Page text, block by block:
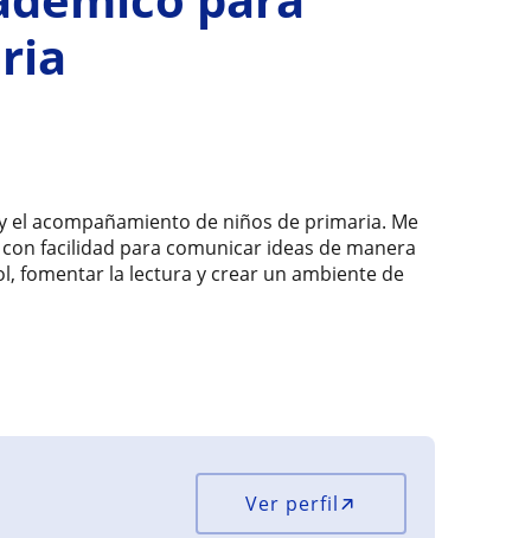
el acompañamiento de niños de primaria. Me
facilidad para comunicar ideas de manera
fomentar la lectura y crear un ambiente de
Ver perfil